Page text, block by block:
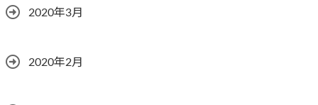
2020年3月
2020年2月